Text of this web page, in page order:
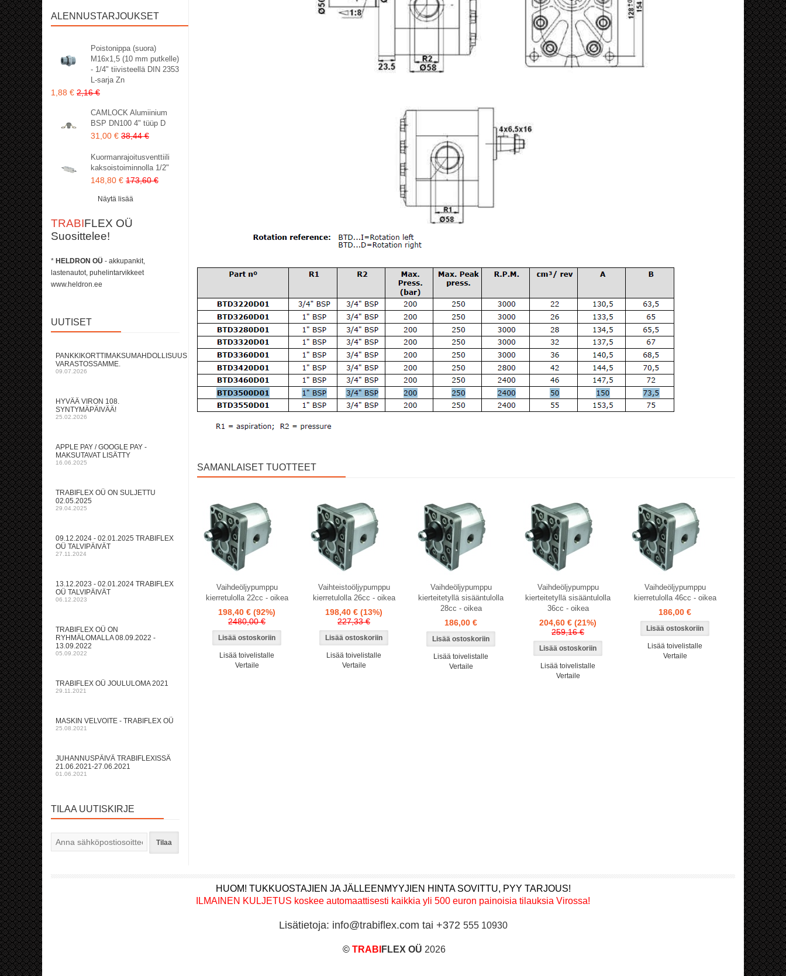
ALENNUSTARJOUKSET
Poistonippa (suora)
M16x1,5 (10 mm putkelle)
- 1/4" tiivisteellä DIN 2353
L-sarja Zn
1,88 € 2,16 €
CAMLOCK Alumiinium
BSP DN100 4" tüüp D
31,00 € 38,44 €
Kuormanrajoitusventtiili
kaksoistoiminnolla 1/2"
148,80 € 173,60 €
Näytä lisää
TRABIFLEX OÜ
Suosittelee!
* HELDRON OÜ - akkupankit,
lastenautot, puhelintarvikkeet
www.heldron.ee
UUTISET
PANKKIKORTTIMAKSUMAHDOLLISUUS
VARASTOSSAMME.
09.07.2026
HYVÄÄ VIRON 108.
SYNTYMÄPÄIVÄÄ!
25.02.2026
APPLE PAY / GOOGLE PAY -
MAKSUTAVAT LISÄTTY
16.06.2025
TRABIFLEX OÜ ON SULJETTU
02.05.2025
29.04.2025
09.12.2024 - 02.01.2025 TRABIFLEX
OÜ TALVIPÄIVÄT
27.11.2024
13.12.2023 - 02.01.2024 TRABIFLEX
OÜ TALVIPÄIVÄT
06.12.2023
TRABIFLEX OÜ ON
RYHMÄLOMALLA 08.09.2022 -
13.09.2022
05.09.2022
TRABIFLEX OÜ JOULULOMA 2021
29.11.2021
MASKIN VELVOITE - TRABIFLEX OÜ
25.08.2021
JUHANNUSPÄIVÄ TRABIFLEXISSÄ
21.06.2021-27.06.2021
01.06.2021
TILAA UUTISKIRJE
Tilaa
SAMANLAISET TUOTTEET
Vaihdeöljypumppu
kierretulolla 22cc - oikea
198,40 € (92%)
2480,00 €
Lisää toivelistalle
Vertaile
Vaihteistoöljypumppu
kierretulolla 26cc - oikea
198,40 € (13%)
227,33 €
Lisää toivelistalle
Vertaile
Vaihdeöljypumppu
kierteitetyllä sisääntulolla
28cc - oikea
186,00 €
Lisää toivelistalle
Vertaile
Vaihdeöljypumppu
kierteitetyllä sisääntulolla
36cc - oikea
204,60 € (21%)
259,16 €
Lisää toivelistalle
Vertaile
Vaihdeöljypumppu
kierretulolla 46cc - oikea
186,00 €
Lisää toivelistalle
Vertaile
HUOM! TUKKUOSTAJIEN JA JÄLLEENMYYJIEN HINTA SOVITTU, PYY TARJOUS!
ILMAINEN KULJETUS koskee automaattisesti kaikkia yli 500 euron painoisia tilauksia Virossa!
Lisätietoja: info@trabiflex.com tai +372 555 10930
© TRABI FLEX OÜ 2026